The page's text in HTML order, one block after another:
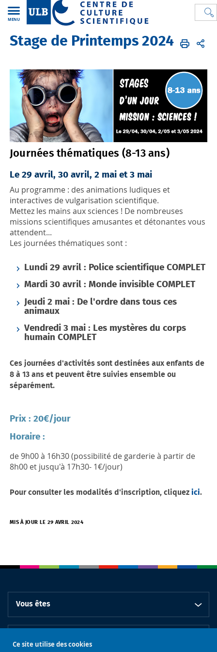
Ce site utilise des cookies
MENU
CCS FR Activités Stages
Stage de Printemps 2024
Journées thématiques (8-13 ans)
Le 29 avril, 30 avril, 2 mai et 3 mai
Au programme : des animations ludiques et
interactives de vulgarisation scientifique.
Mettez les mains aux sciences ! De nombreuses
missions scientifiques amusantes et détonantes vous
attendent...
Les journées thématiques sont :
Lundi 29 avril : Police scientifique COMPLET
Mardi 30 avril : Monde invisible COMPLET
Jeudi 2 mai : De l'ordre dans tous ces
animaux
Vendredi 3 mai : Les mystères du corps
humain COMPLET
Ces journées d'activités sont destinées aux enfants de
8 à 13 ans et peuvent être suivies ensemble ou
séparément.
Prix : 20€/jour
Horaire :
de 9h00 à 16h30 (possibilité de garderie à partir de
8h00 et jusqu'à 17h30- 1€/jour)
Pour consulter les modalités d'inscription, cliquez ici.
MIS À JOUR LE 29 AVRIL 2024
Vous êtes